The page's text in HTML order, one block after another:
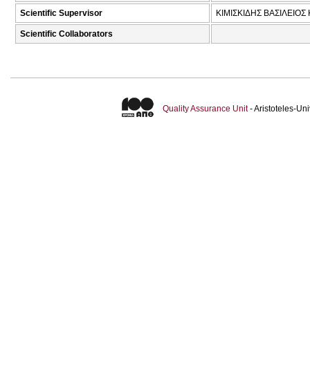
Scientific Supervisor ΚΙΜΙΣΚΙΔΗΣ
Scientific Collaborators
Quality Assurance Unit- Aristoteles-